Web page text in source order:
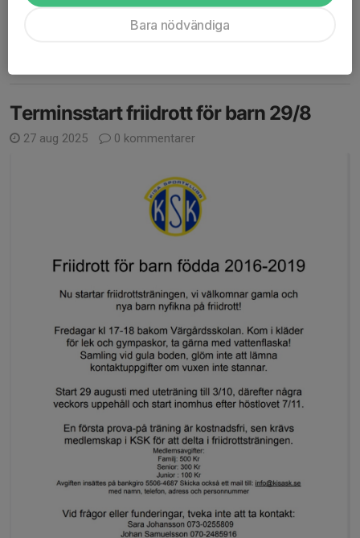
Terminsstart friidrott för barn 29/8
27 aug 2025 0 kommentarer
Bara nödvändiga